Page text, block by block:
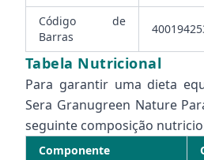
Código de
Barras
Tabela Nutricional
Para garantir uma dieta
Sera Granugreen Nature
seguinte composição
Componente